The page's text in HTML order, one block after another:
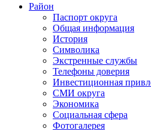
Район
Паспорт округа
Общая информация
История
Символика
Экстренные службы
Телефоны доверия
Инвестиционная
СМИ округа
Экономика
Социальная сфера
Фотогалерея